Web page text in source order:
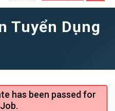
Tuyển Dụng
has been passed for